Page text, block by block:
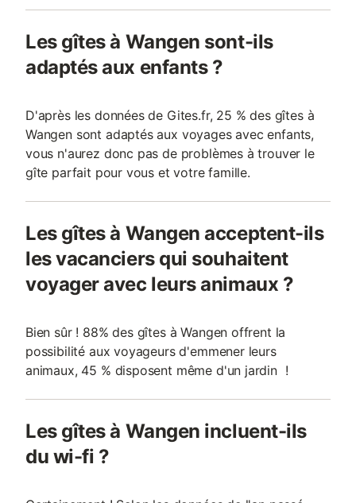
Les gîtes à Wangen sont-ils
adaptés aux enfants ?
D'après les données de Gites.fr, 25 % des gîtes à
Wangen sont adaptés aux voyages avec enfants,
vous n'aurez donc pas de problèmes à trouver le
gîte parfait pour vous et votre famille.
Les gîtes à Wangen acceptent-ils
les vacanciers qui souhaitent
voyager avec leurs animaux ?
Bien sûr ! 88% des gîtes à Wangen offrent la
possibilité aux voyageurs d'emmener leurs
animaux, 45 % disposent même d'un jardin !
Les gîtes à Wangen incluent-ils
du wi-fi ?